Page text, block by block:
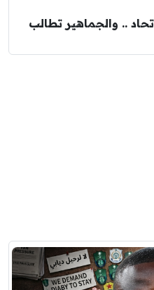
.. والجماهير تطالب